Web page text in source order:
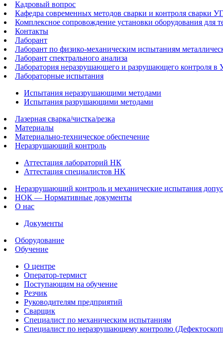
Кадровый вопрос
Кафедра современных методов сварки и контроля сварки
Комплексное сопровождение установки оборудования для
Контакты
Лаборант
Лаборант по физико-механическим испытаниям
Лаборант спектрального анализа
Лаборатория неразрушающего и разрушающего контроля в
Лабораторные испытания
Испытания неразрушающими методами
Испытания разрушающими методами
Лазерная сварка/чистка/резка
Материалы
Материально-техническое обеспечение
Неразрушающий контроль
Аттестация лабораторий НК
Аттестация специалистов НК
Неразрушающий контроль и механические испытания
НОК — Нормативные документы
О нас
Документы
Оборудование
Обучение
О центре
Оператор-термист
Поступающим на обучение
Резчик
Руководителям предприятий
Сварщик
Специалист по механическим испытаниям
Специалист по неразрушающему контролю